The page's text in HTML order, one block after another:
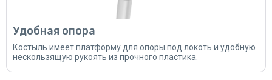
Удобная опора
Костыль имеет платформу для опоры под локоть и удобную
нескользящую рукоять из прочного пластика.